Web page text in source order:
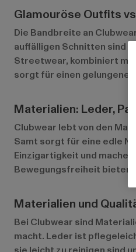
Glamouröse Outfits
Die Bandbreite an
auffälligen Schnitten sind
Streetwear, kombiniert mit
sorgt für einen
Materialien: Leder,
Clubwear lebt von den
Samt sorgt für eine edle
Einzigartigkeit und
Bewegungsfreiheit bieten.
Materialien und
Bei Clubwear sind
macht. Leder ist